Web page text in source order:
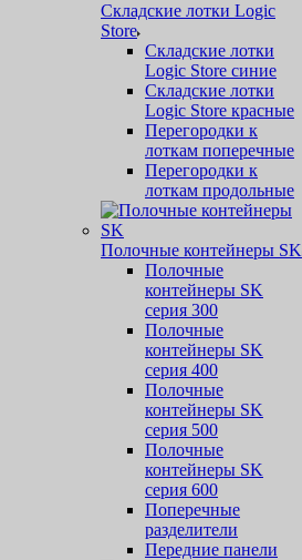
Складские лотки Logic
Store
Складские лотки
Logic Store синие
Складские лотки
Logic Store красные
Перегородки к
лоткам поперечные
Перегородки к
лоткам продольные
Полочные контейнеры SK
Полочные
контейнеры SK
серия 300
Полочные
контейнеры SK
серия 400
Полочные
контейнеры SK
серия 500
Полочные
контейнеры SK
серия 600
Поперечные
разделители
Передние панели